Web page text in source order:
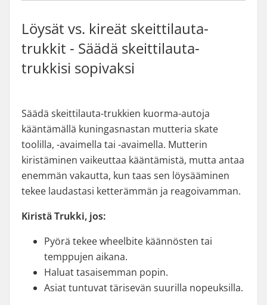
Löysät vs. kireät skeittilauta-
trukkit - Säädä skeittilauta-
trukkisi sopivaksi
Säädä skeittilauta-trukkien kuorma-autoja
kääntämällä kuningasnastan mutteria skate
toolilla, -avaimella tai -avaimella. Mutterin
kiristäminen vaikeuttaa kääntämistä, mutta antaa
enemmän vakautta, kun taas sen löysääminen
tekee laudastasi ketterämmän ja reagoivamman.
Kiristä Trukki, jos:
Pyörä tekee wheelbite käännösten tai
temppujen aikana.
Haluat tasaisemman popin.
Asiat tuntuvat tärisevän suurilla nopeuksilla.